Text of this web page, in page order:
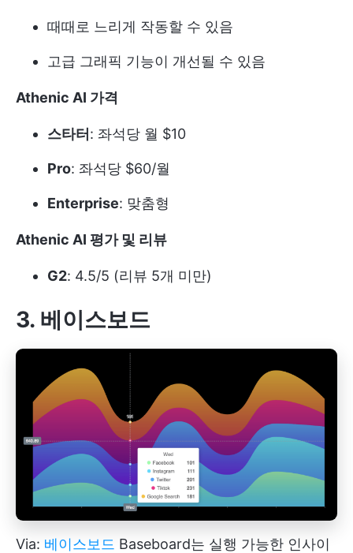
때때로 느리게 작동할 수 있음
고급 그래픽 기능이 개선될 수 있음
Athenic AI 가격
스타터 : 좌석당 월 $10
Pro: 좌석당 $60/월
Enterprise: 맞춤형
Athenic AI 평가 및 리뷰
G2: 4.5/5 (리뷰 5개 미만)
3. 베이스보드
Via: 베이스보드 Baseboard는 실행 가능한 인사이